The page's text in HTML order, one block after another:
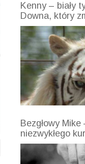
Kenny – biały
Downa, który
Bezgłowy
niezwykłego